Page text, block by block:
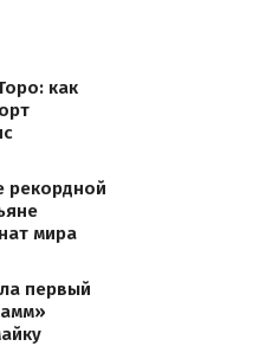
как
рекордной
мира
первый